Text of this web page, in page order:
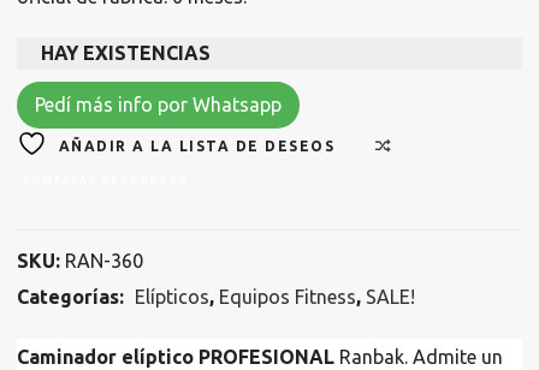
HAY EXISTENCIAS
Pedí más info por Whatsapp
AÑADIR A LA LISTA DE DESEOS
SKU: RAN-360
Categorías: Elípticos, Equipos Fitness, SALE!
Caminador elíptico PROFESIONAL Ranbak. Admite un